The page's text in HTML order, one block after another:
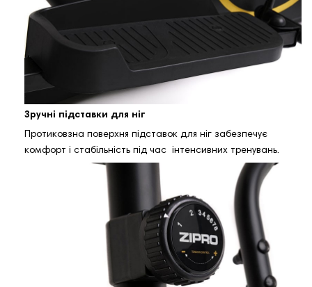
Зручні підставки для ніг
Протиковзна поверхня підставок для ніг забезпечує
комфорт і стабільність під час інтенсивних тренувань.